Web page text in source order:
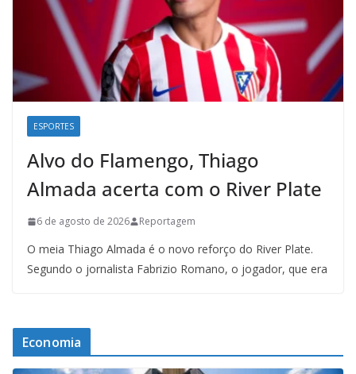
ESPORTES
Alvo do Flamengo, Thiago
Almada acerta com o River Plate
6 de agosto de 2026 Reportagem
O meia Thiago Almada é o novo reforço do River Plate.
Segundo o jornalista Fabrizio Romano, o jogador, que era
Economia